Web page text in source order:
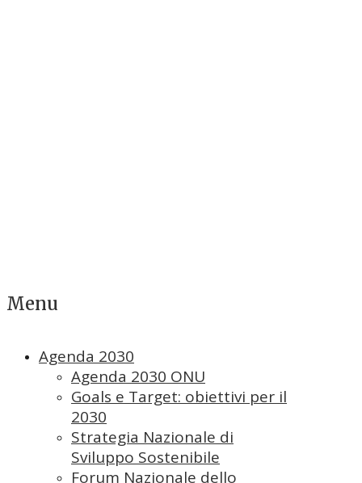
Menu
Agenda 2030
Agenda 2030 ONU
Goals e Target: obiettivi per il
2030
Strategia Nazionale di
Sviluppo Sostenibile
Forum Nazionale dello